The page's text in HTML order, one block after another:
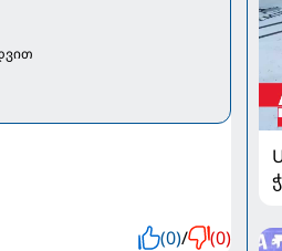
(0)/ (0)